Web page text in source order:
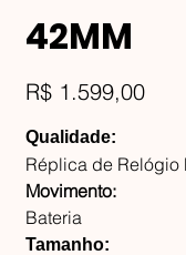
42MM
Preço
R$ 1.599,00
Qualidade:
Réplica de Relógio
Movimento:
Bateria
Tamanho: